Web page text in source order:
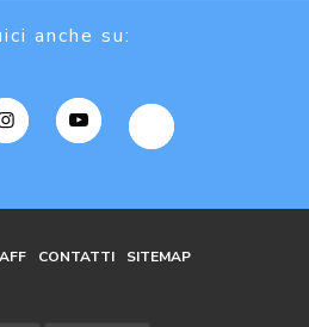
anche su:
CONTATTI SITEMAP